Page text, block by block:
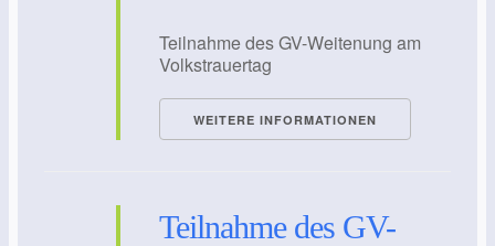
Teilnahme des GV-Weitenung am
Volkstrauertag
WEITERE INFORMATIONEN
Teilnahme des GV-